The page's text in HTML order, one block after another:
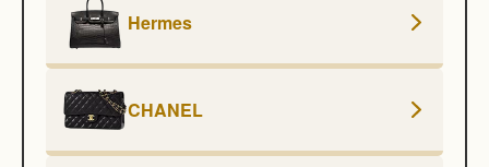
Hermes
CHANEL